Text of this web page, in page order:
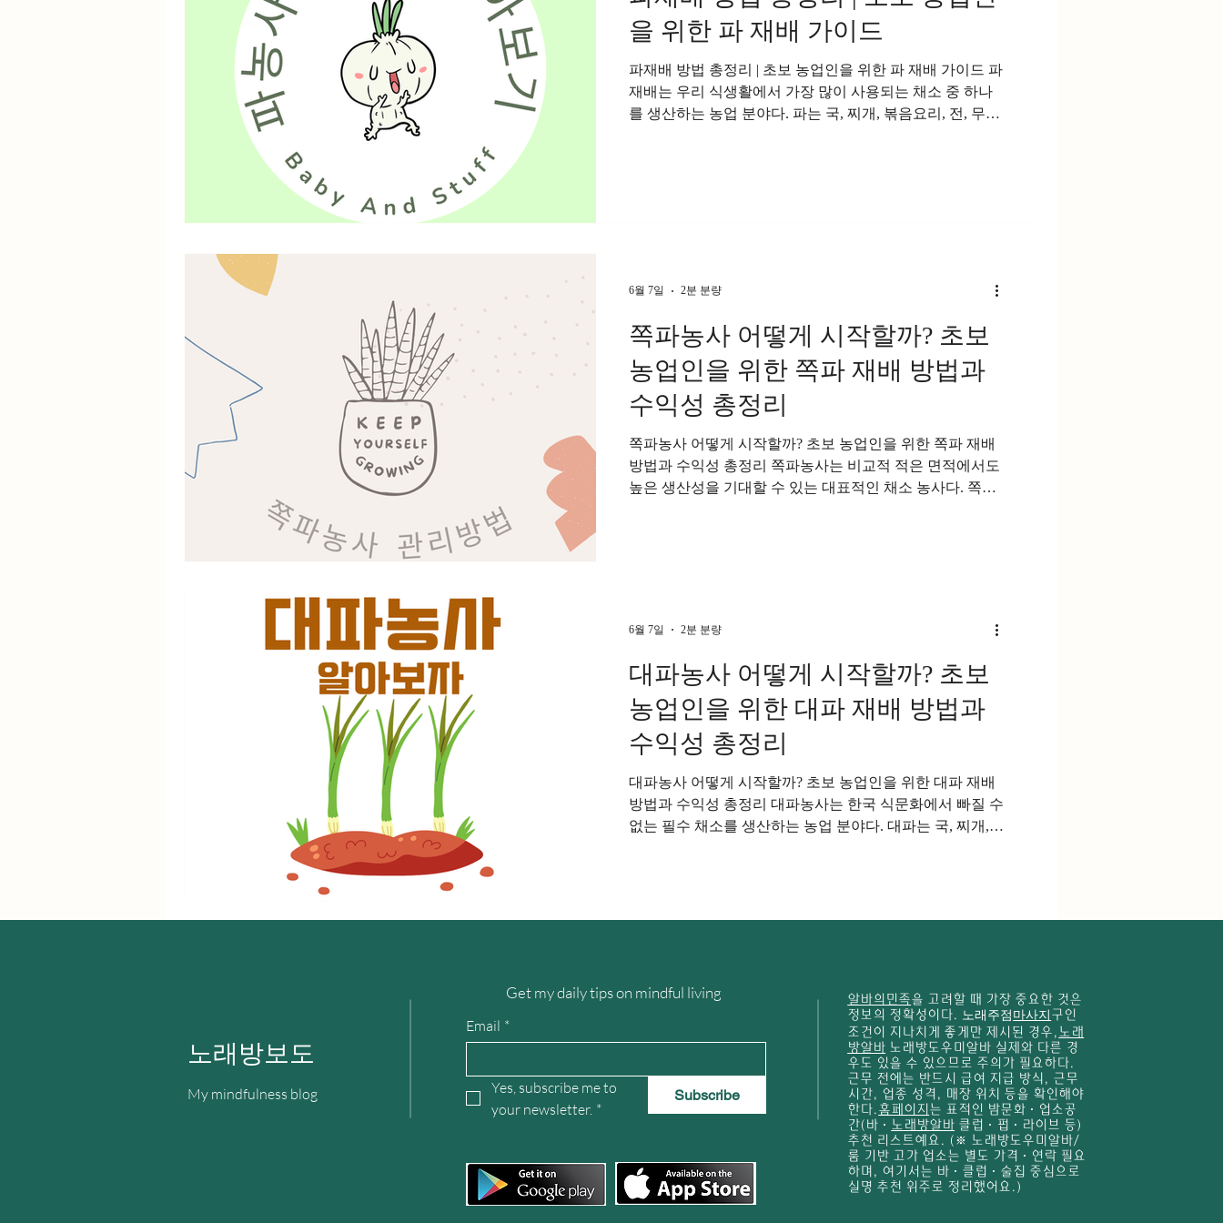
을 위한 파 재배 가이드
파재배 방법 총정리 | 초보 농업인을 위한 파 재배 가이드 파
재배는 우리 식생활에서 가장 많이 사용되는 채소 중 하나
를 생산하는 농업 분야다. 파는 국, 찌개, 볶음요리, 전, 무침
후 조건에서도 재배가 가능하며 노지재배와 시설재배 모두
로 적은 편이며, 소규모 농가부터 대규모 농가까지 폭넓게
재배되고 있다. 파 재배 환경 파는 서늘한 기후를 좋아하지
만 환경 적응력이 높다. 생육 적정 온도 : 1
쪽파농사 어떻게 시작할까? 초보
농업인을 위한 쪽파 재배 방법과
수익성 총정리
쪽파농사 어떻게 시작할까? 초보 농업인을 위한 쪽파 재배
방법과 수익성 총정리 쪽파농사는 비교적 적은 면적에서도
높은 생산성을 기대할 수 있는 대표적인 채소 농사다. 쪽파
파는 일반 대파보다 크기가 작고 향이 강한 것이 특징이다.
생육 속도가 빠르며 파종 후 약 50~90일 정도면 수확이 가능
하다. 또한 여러 차례 수확이 가능한 품종도 있어 수익성을
높일 수 있다. 저장성도 우수한 편이며 시장 수요가 안정적
기후에서 잘 자란다. 생육 적정 온도 : 15~
6월 7일 2분 분량
대파농사 어떻게 시작할까? 초보
농업인을 위한 대파 재배 방법과
수익성 총정리
대파농사 어떻게 시작할까? 초보 농업인을 위한 대파 재배
방법과 수익성 총정리 대파농사는 한국 식문화에서 빠질 수
없는 필수 채소를 생산하는 농업 분야다. 대파는 국, 찌개,
을 정확하게 이해해야 한다. 대파농사의 특징 대파는 백색
부분과 녹색 잎 부분을 모두 활용하는 채소로 시장 수요가
매우 높은 작물이다. 재배 기간은 품종에 따라 차이가 있지
만 일반적으로 4개월에서 8개월 정도 소요된다. 연중 생산
이 가능하며 저장성과 유통성이 비교적 우수한 장점을 가지
6월 7일 2분 분량
노래방보도
My mindfulness blog
Get my daily tips on mindful living
Email *
Yes, subscribe me to
your newsletter. *
Subscribe
알바의민족을 고려할 때 가장 중요한 것은
정보의 정확성이다. 노래주점 마사지 구인
조건이 지나치게 좋게만 제시된 경우, 노래
방알바 노래방도우미알바 실제와 다른 경
우도 있을 수 있으므로 주의가 필요하다.
근무 전에는 반드시 급여 지급 방식, 근무
시간, 업종 성격, 매장 위치 등을 확인해야
한다. 홈페이지 는 표적인 밤문화·업소공
간(바· 노래방알바 클럽·펍·라이브 등)
추천 리스트예요. (※ 노래방도우미알바/
룸 기반 고가 업소는 별도 가격·연락 필요
하며, 여기서는 바·클럽·술집 중심으로
실명 추천 위주로 정리했어요.)